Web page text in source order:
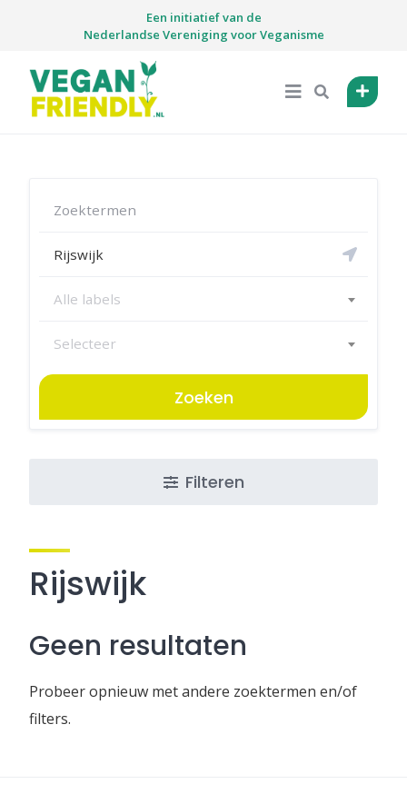
Een initiatief van de
Nederlandse Vereniging voor Veganisme
Alle labels
Selecteer
Zoeken
Filteren
Rijswijk
Geen resultaten
Probeer opnieuw met andere zoektermen en/of
filters.